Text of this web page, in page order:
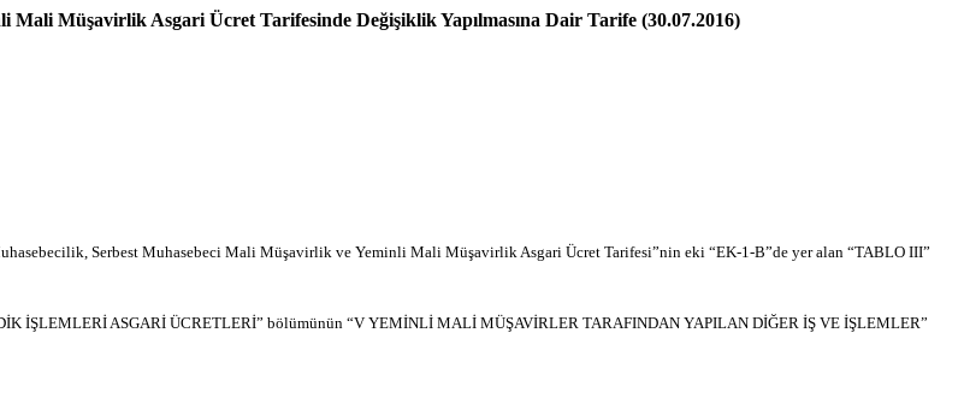
Mali Müşavirlik Asgari Ücret Tarifesinde Değişiklik Yapılmasına Dair Tarife (30.07.2016)
Serbest Muhasebeci Mali Müşavirlik ve Yeminli Mali Müşavirlik Asgari Ücret Tarifesi”nin eki “EK-1-B”de yer alan “TABLO III”
İŞLEMLERİ ASGARİ ÜCRETLERİ” bölümünün “V YEMİNLİ MALİ MÜŞAVİRLER TARAFINDAN YAPILAN DİĞER İŞ VE İŞLEMLER”